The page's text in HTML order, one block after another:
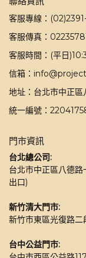
客服專線：
客服傳真：
客服時間：(平日
信箱：
地址：台北市中正
統一編號：
門市資訊
台北總公司:
台北市中正區八德
出口)
新竹清大門市:
新竹市東區光復路
台中公益門市: